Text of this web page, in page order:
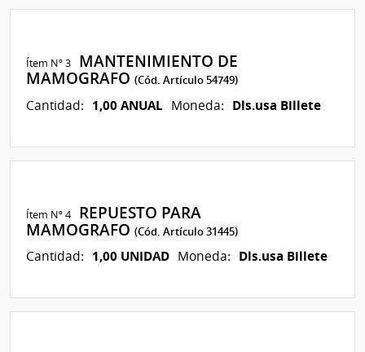
Ítem Nº 3
MANTENIMIENTO DE
MAMOGRAFO(Cód. Artículo 54749)
Cantidad: 1,00 ANUAL Moneda: Dls.usa Billete
Ítem Nº 4
REPUESTO PARA
MAMOGRAFO(Cód. Artículo 31445)
Cantidad: 1,00 UNIDAD Moneda: Dls.usa Billete